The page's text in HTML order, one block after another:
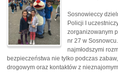
Sosnowieccy
Policji I
zorganizowanym
nr 27 w
najmłodszymi
bezpieczeństwa nie tylko podczas
drogowym oraz kontaktów z nieznajomym.